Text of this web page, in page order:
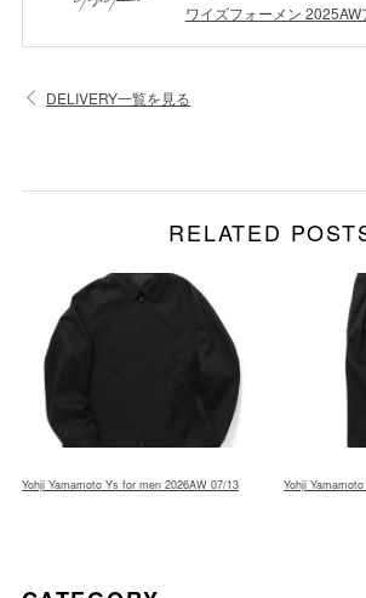
ワイズフォーメン
DELIVERY一覧を見る
RELATED
Yohji Yamamoto Ys for men 2026AW 07/13 Yohji